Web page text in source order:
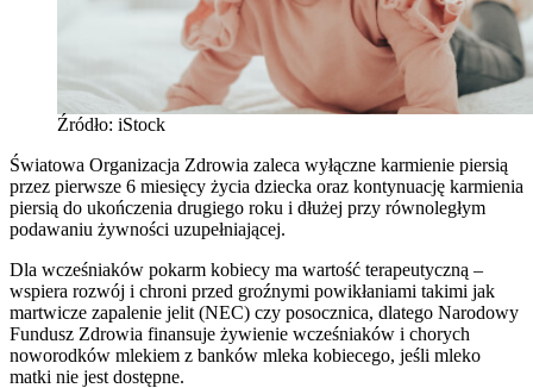
Źródło: iStock
Światowa Organizacja Zdrowia zaleca wyłączne karmienie piersią
przez pierwsze 6 miesięcy życia dziecka oraz kontynuację karmienia
piersią do ukończenia drugiego roku i dłużej przy równoległym
podawaniu żywności uzupełniającej.
Dla wcześniaków pokarm kobiecy ma wartość terapeutyczną –
wspiera rozwój i chroni przed groźnymi powikłaniami takimi jak
martwicze zapalenie jelit (NEC) czy posocznica, dlatego Narodowy
Fundusz Zdrowia finansuje żywienie wcześniaków i chorych
noworodków mlekiem z banków mleka kobiecego, jeśli mleko
matki nie jest dostępne.